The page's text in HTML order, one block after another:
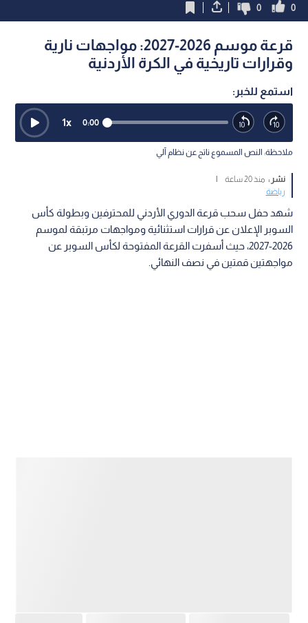
0
0
قرعة موسم 2026-2027: مواجهات نارية
وقرارات تاريخية في الكرة الأردنية
استمع للخبر:
0:00
1x
ملاحظة: النص المسموع ناتج عن نظام آلي
نشر : منذ 20 ساعة
|
رياضة
شهد حفل سحب قرعة الدوري الأردني للمحترفين وبطولة كأس
السوبر الإعلان عن قرارات استثنائية ومواجهات مرتبقة لموسم
2026-2027، حيث أسفرت القرعة المفتوحة لكأس السوبر عن
مواجهتين قمتين في نصف النهائي.